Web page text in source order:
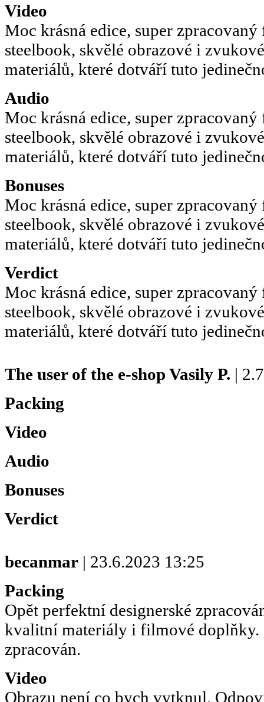
Video
Moc krásná edice, super
steelbook, skvělé obrazové i
materiálů, které dotváří tuto
Audio
Moc krásná edice, super
steelbook, skvělé obrazové i
materiálů, které dotváří tuto
Bonuses
Moc krásná edice, super
steelbook, skvělé obrazové i
materiálů, které dotváří tuto
Verdict
Moc krásná edice, super
steelbook, skvělé obrazové i
materiálů, které dotváří tuto
The user of the e-shop Vasily P. |
Packing
Video
Audio
Bonuses
Verdict
becanmar | 23.6.2023 13:25
Packing
Opět perfektní designerské
kvalitní materiály i filmové doplňky.
zpracován.
Video
Obrazu není co bych vytknul.